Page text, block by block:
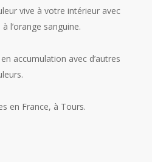
vive à votre intérieur avec
l’orange sanguine.
accumulation avec d’autres
en France, à Tours.